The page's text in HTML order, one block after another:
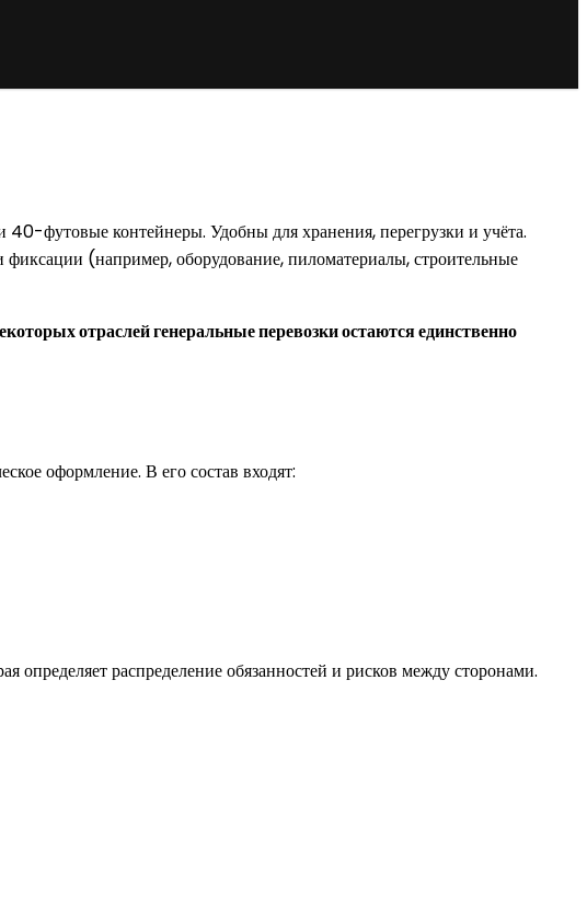
футовые контейнеры. Удобны для хранения, перегрузки и учёта.
(например, оборудование, пиломатериалы, строительные
отраслей генеральные перевозки остаются единственно
оформление. В его состав входят:
определяет распределение обязанностей и рисков между сторонами.